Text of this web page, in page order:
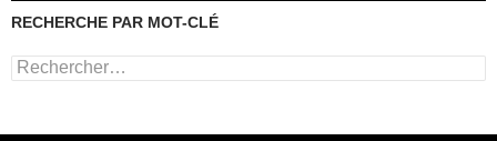
RECHERCHE PAR MOT-CLÉ
Rechercher :